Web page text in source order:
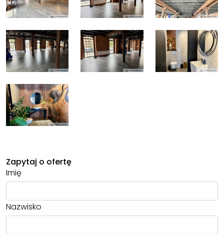
Zapytaj o ofertę
Imię
Nazwisko